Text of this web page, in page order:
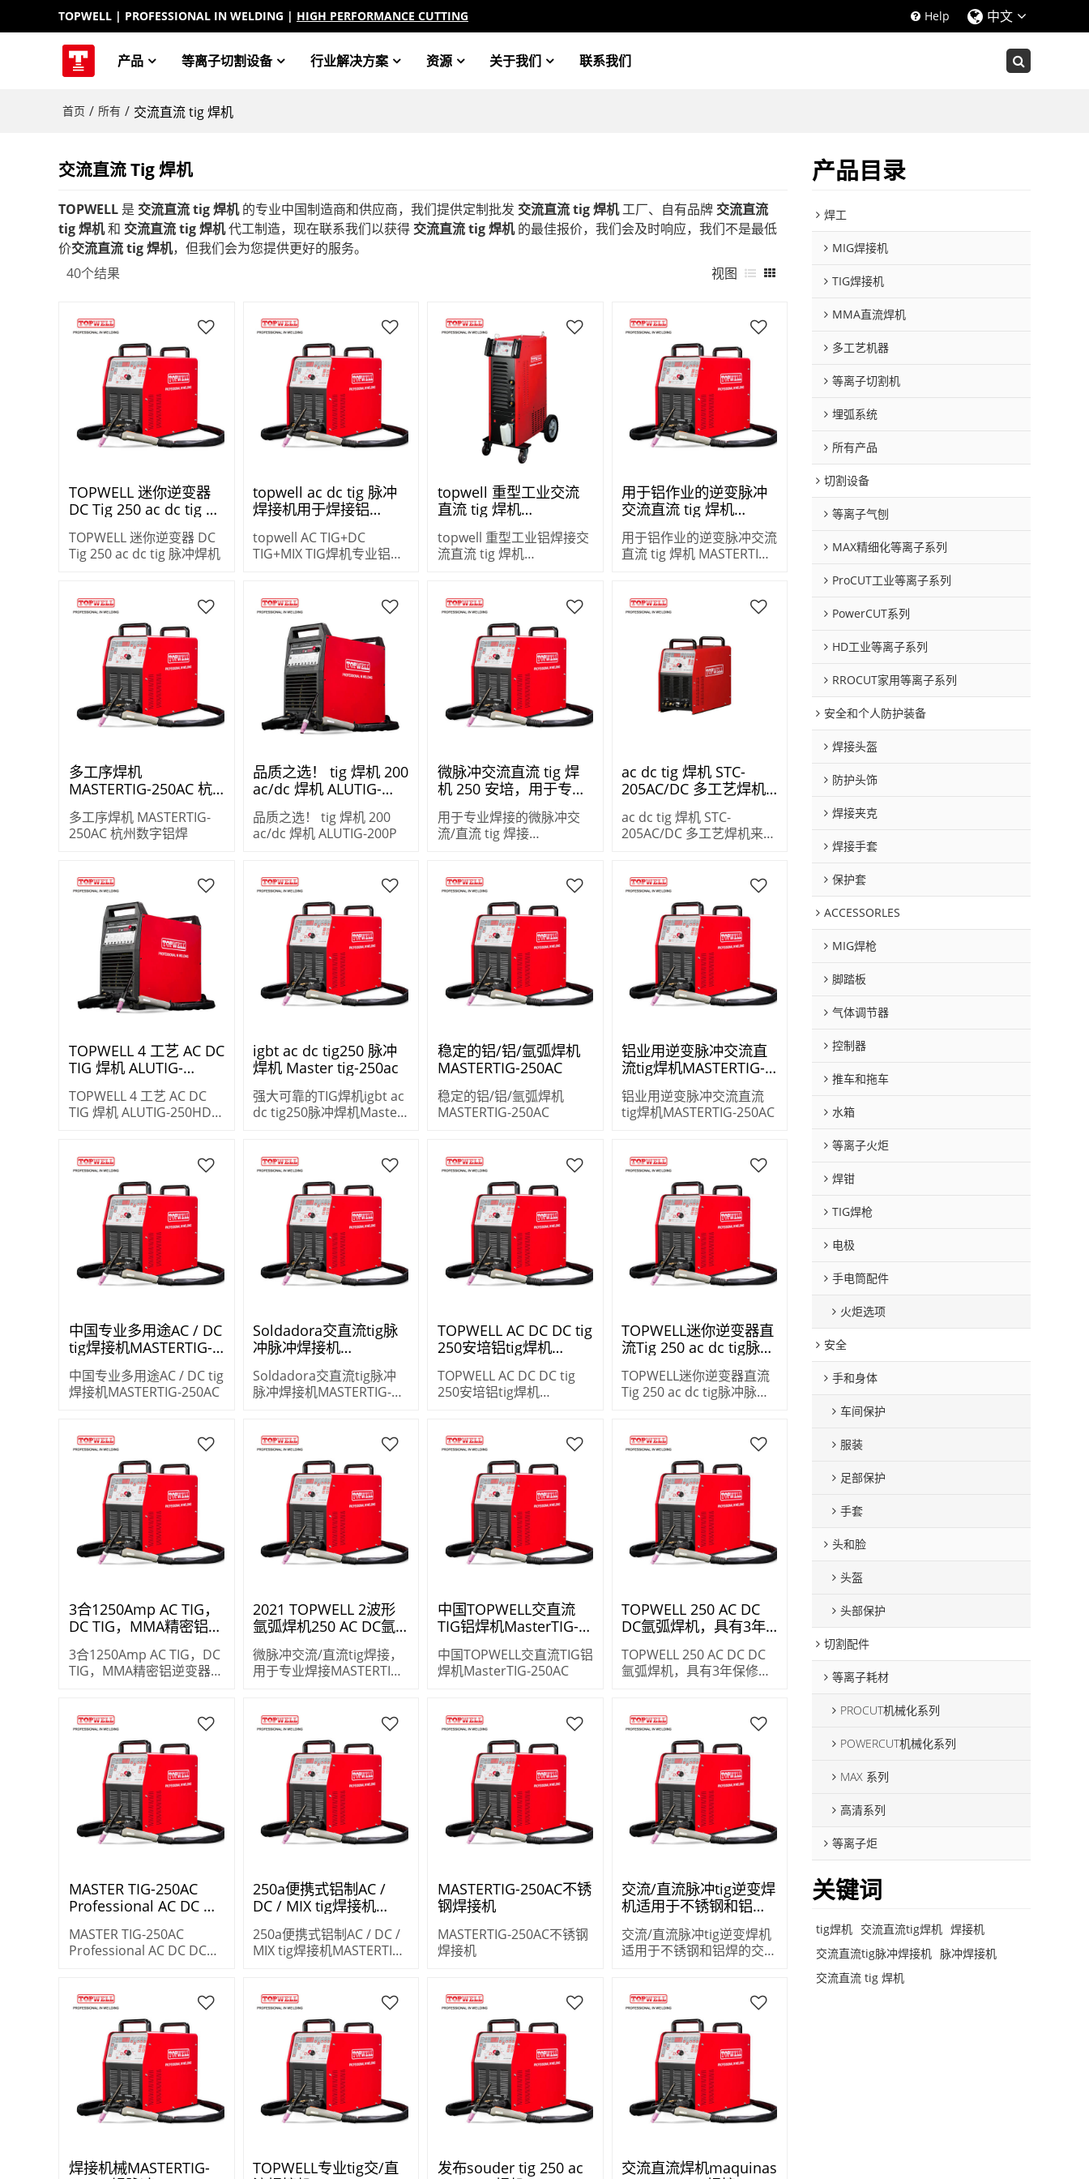
TOPWELL | PROFESSIONAL IN WELDING | HIGH PERFORMANCE CUTTING Help 中文
产品 等离子切割设备 行业解决方案 资源 关于我们 联系我们
首页 / 所有 / 交流直流 tig 焊机
交流直流 Tig 焊机
TOPWELL 是 交流直流 tig 焊机的专业中国制造商和供应商，我们提供定制批发 交流直流 tig 焊机工厂、自有品牌 交流直流
tig 焊机和 交流直流 tig 焊机代工制造，现在联系我们以获得 交流直流 tig 焊机的最佳报价，我们会及时响应，我们不是最低
价交流直流 tig 焊机，但我们会为您提供更好的服务。
40个结果
视图
TOPWELL 迷你逆变器
DC Tig 250 ac dc tig 脉
TOPWELL 迷你逆变器 DC
Tig 250 ac dc tig 脉冲焊机
topwell ac dc tig 脉冲
焊接机用于焊接铝
topwell AC TIG+DC
TIG+MIX TIG焊机专业铝材
topwell 重型工业交流
直流 tig 焊机
MASTERTIG-500CT
topwell 重型工业铝焊接交
流直流 tig 焊机
用于铝作业的逆变脉冲
交流直流 tig 焊机
MASTERTIG-250AC
用于铝作业的逆变脉冲交流
直流 tig 焊机 MASTERTIG-
多工序焊机
MASTERTIG-250AC 杭
多工序焊机 MASTERTIG-
250AC 杭州数字铝焊
品质之选！ tig 焊机 200
ac/dc 焊机 ALUTIG-
品质之选！ tig 焊机 200
ac/dc 焊机 ALUTIG-200P
微脉冲交流直流 tig 焊
机 250 安培，用于专业
250AC
用于专业焊接的微脉冲交
流/直流 tig 焊接
ac dc tig 焊机 STC-
205AC/DC 多工艺焊机
ac dc tig 焊机 STC-
205AC/DC 多工艺焊机来自
TOPWELL 4 工艺 AC DC
TIG 焊机 ALUTIG-
250HD 带 4 波形控制系
统
TOPWELL 4 工艺 AC DC
TIG 焊机 ALUTIG-250HD
igbt ac dc tig250 脉冲
焊机 Master tig-250ac
强大可靠的TIG焊机igbt ac
dc tig250脉冲焊机Master
稳定的铝/铝/氩弧焊机
MASTERTIG-250AC
稳定的铝/铝/氩弧焊机
MASTERTIG-250AC
铝业用逆变脉冲交流直
流tig焊机MASTERTIG-
250AC
铝业用逆变脉冲交流直流
tig焊机MASTERTIG-250AC
中国专业多用途AC / DC
tig焊接机MASTERTIG-
中国专业多用途AC / DC tig
焊接机MASTERTIG-250AC
Soldadora交直流tig脉
冲脉冲焊接机
Soldadora交直流tig脉冲
脉冲焊接机MASTERTIG-
TOPWELL AC DC DC tig
250安培铝tig焊机
TOPWELL AC DC DC tig
250安培铝tig焊机
TOPWELL迷你逆变器直
流Tig 250 ac dc tig脉冲
TOPWELL迷你逆变器直流
Tig 250 ac dc tig脉冲脉冲
3合1250Amp AC TIG，
DC TIG，MMA精密铝逆
变器TIG焊接
（MasterTIG-250AC）
3合1250Amp AC TIG，DC
TIG，MMA精密铝逆变器
2021 TOPWELL 2波形
氩弧焊机250 AC DC氩
弧焊机MASTERTIG-
250ac
微脉冲交流/直流tig焊接，
用于专业焊接MASTERTIG-
中国TOPWELL交直流
TIG铝焊机MasterTIG-
250AC
中国TOPWELL交直流TIG铝
焊机MasterTIG-250AC
TOPWELL 250 AC DC
DC氩弧焊机，具有3年
TOPWELL 250 AC DC DC
氩弧焊机，具有3年保修
MASTER TIG-250AC
Professional AC DC DC
MASTER TIG-250AC
Professional AC DC DC
250a便携式铝制AC /
DC / MIX tig焊接机
250a便携式铝制AC / DC /
MIX tig焊接机MASTERTIG-
MASTERTIG-250AC不锈
钢焊接机
MASTERTIG-250AC不锈钢
焊接机
交流/直流脉冲tig逆变焊
机适用于不锈钢和铝焊
MASTERTIG-250AC
交流/直流脉冲tig逆变焊机
适用于不锈钢和铝焊的交流
焊接机械MASTERTIG-
TOPWELL专业tig交/直
发布souder tig 250 ac
交流直流焊机maquinas
产品目录
焊工
MIG焊接机
TIG焊接机
MMA直流焊机
多工艺机器
等离子切割机
埋弧系统
所有产品
切割设备
等离子气刨
MAX精细化等离子系列
ProCUT工业等离子系列
PowerCUT系列
HD工业等离子系列
RROCUT家用等离子系列
安全和个人防护装备
焊接头盔
防护头饰
焊接夹克
焊接手套
保护套
ACCESSORLES
MIG焊枪
脚踏板
气体调节器
控制器
推车和拖车
水箱
等离子火炬
焊钳
TIG焊枪
电极
手电筒配件
火炬选项
安全
手和身体
车间保护
服装
足部保护
手套
头和脸
头盔
头部保护
切割配件
等离子耗材
PROCUT机械化系列
POWERCUT机械化系列
MAX 系列
高清系列
等离子炬
关键词
tig焊机 交流直流tig焊机 焊接机
交流直流tig脉冲焊接机 脉冲焊接机
交流直流 tig 焊机